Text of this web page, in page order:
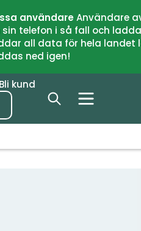
användareAnvändare
telefon i så fall och
all data för hela
ned igen!
Bli kund